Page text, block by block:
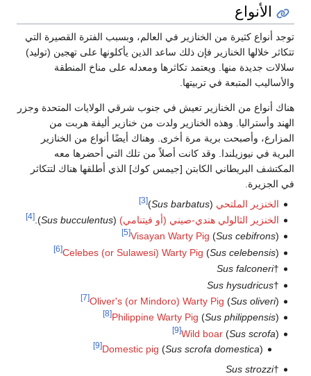
الأنواع
توجد أنواع كثيرة من الخنازير في العالم، وبسبب الفترة القصيرة التي
تتكاثر خلالها الخنازير فإن ذلك ساعد الذين يأكلونها على تهجين (توليد)
سلالات جديدة منها. ويعتمد تكاثرها ومعدله على مناخ المنطقة
والأساليب المتبعة في تربيتها.
هناك أنواع من الخنازير تعيش في جنوب شرقي الولايات المتحدة وجزر
الهند وأستراليا. وهذه الخنازير ولدت من خنازير أليفة هربت من
المزارع، وأصبحت برية مرة أخرى. وهناك أيضًا أنواع من الخنازير
البرية في نيوزيلندا. وقد كانت أصلاً من تلك التي أحضرها معه
المكتشف البريطاني الكابتن [جيمس كوك] الذي أطلقها هناك لتتكاثر
في الجزيرة.
الخنزير الملتحي (
Sus barbatus
)
[3]
الخنزير الثالولي هندي-صيني (أو فيتنامي) (
Sus bucculentus
).
[4]
Visayan Warty Pig (Sus cebifrons)
[5]
Celebes (or Sulawesi) Warty Pig (Sus celebensis)
[6]
†
Sus falconeri
†
Sus hysudricus
Oliver's (or Mindoro) Warty Pig (Sus oliveri)
[7]
Philippine Warty Pig (Sus philippensis)
[8]
Wild boar(Sus scrofa)
[9]
Domestic pig (Sus scrofa domestica)
[9]
†
Sus strozzi